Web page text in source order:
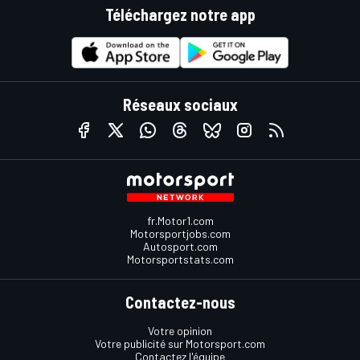
Téléchargez notre app
Réseaux sociaux
fr.Motor1.com
Motorsportjobs.com
Autosport.com
Motorsportstats.com
Contactez-nous
Votre opinion
Votre publicité sur Motorsport.com
Contactez l'équipe